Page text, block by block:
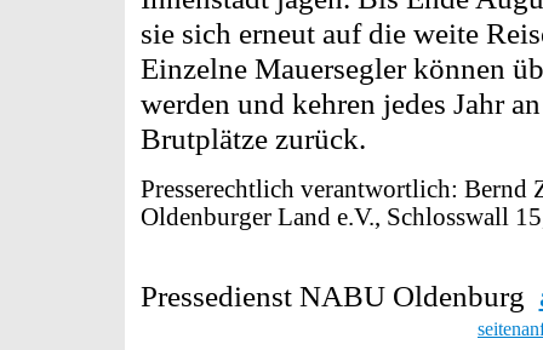
sie sich erneut auf die weite
Einzelne Mauersegler können
werden und kehren jedes Jahr
Brutplätze zurück.
Presserechtlich verantwortlich: Bernd
Oldenburger Land e.V., Schlosswall
Pressedienst NABU Oldenburg